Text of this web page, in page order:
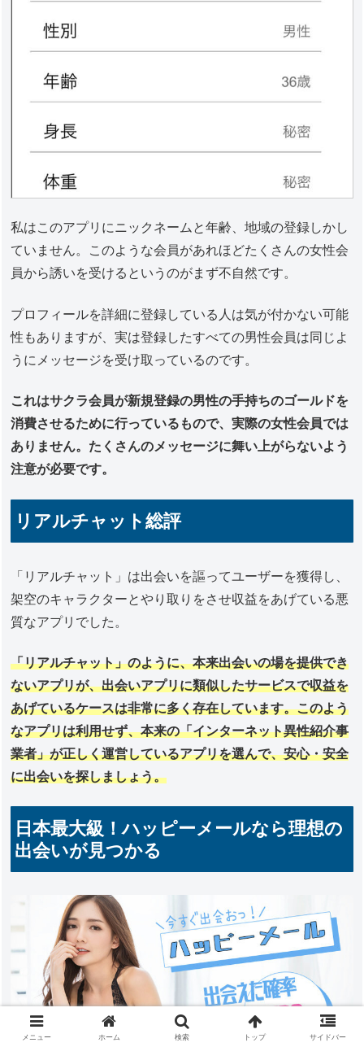
私はこのアプリにニックネームと年齢、地域の登録しかし
ていません。このような会員があれほどたくさんの女性会
員から誘いを受けるというのがまず不自然です。
プロフィールを詳細に登録している人は気が付かない可能
性もありますが、実は登録したすべての男性会員は同じよ
うにメッセージを受け取っているのです。
これはサクラ会員が新規登録の男性の手持ちのゴールドを
消費させるために行っているもので、実際の女性会員では
ありません。たくさんのメッセージに舞い上がらないよう
注意が必要です。
リアルチャット総評
「リアルチャット」は出会いを謳ってユーザーを獲得し、
架空のキャラクターとやり取りをさせ収益をあげている悪
質なアプリでした。
「リアルチャット」のように、本来出会いの場を提供でき
ないアプリが、出会いアプリに類似したサービスで収益を
あげているケースは非常に多く存在しています。このよう
なアプリは利用せず、本来の「インターネット異性紹介事
業者」が正しく運営しているアプリを選んで、安心・安全
に出会いを探しましょう。
日本最大級！ハッピーメールなら理想の
出会いが見つかる
メニュー ホーム 検索 トップ サイドバー